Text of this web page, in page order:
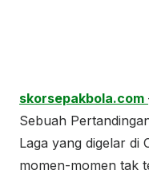
skorsepakbola.com
Sebuah
Laga yang digelar di
momen-momen tak